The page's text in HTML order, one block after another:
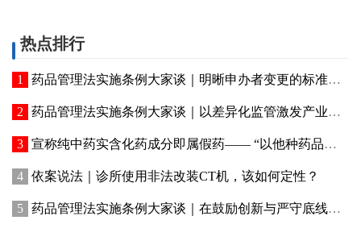
热点排行
药品管理法实施条例大家谈｜明晰申办者变更的标准化法定程序
药品管理法实施条例大家谈｜以差异化监管激发产业创新活力
宣称纯中药实含化药成分即属假药—— “以他种药品冒充此种药品”实务解读
依案说法｜诊所使用非法改装CT机，该如何定性？
药品管理法实施条例大家谈｜在鼓励创新与严守底线间找到平衡